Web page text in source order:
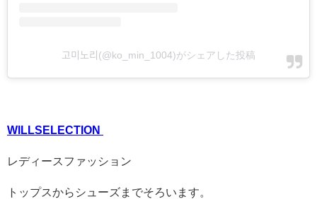
고미노리(@ko_min_1004)がシェアした投稿
WILLSELECTION
レディースファッション
トップスからシューズまでそろいます。